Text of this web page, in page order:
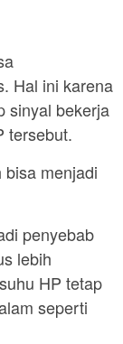
Hal ini karena
sinyal bekerja
tersebut.
menjadi
penyebab
lebih
HP tetap
seperti